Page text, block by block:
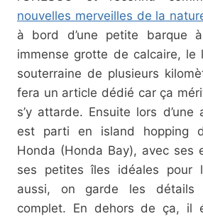
nouvelles merveilles de la
à bord d’une petite barque à
immense grotte de calcaire, le
souterraine de plusieurs
fera un article dédié car ça
s’y attarde. Ensuite lors d’une
est parti en island hopping
Honda (Honda Bay), avec ses
ses petites îles idéales pour
aussi, on garde les détails
complet. En dehors de ça, il